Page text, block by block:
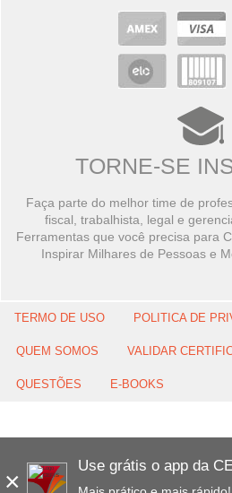
×
Use grátis o app da
TORNE-SE
Faça parte do melhor time de
fiscal, trabalhista, legal e
Ferramentas que você precisa para
Inspirar Milhares de Pessoas e
TERMO DE USO POLITICA DE
QUEM SOMOS VALIDAR
QUESTÕES E-BOOKS